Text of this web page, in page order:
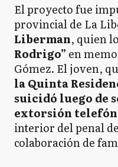
El proyecto fue
provincial de La
Liberman, quien
Rodrigo” en
Gómez. El joven,
la Quinta
suicidó luego de
extorsión
interior del penal
colaboración de